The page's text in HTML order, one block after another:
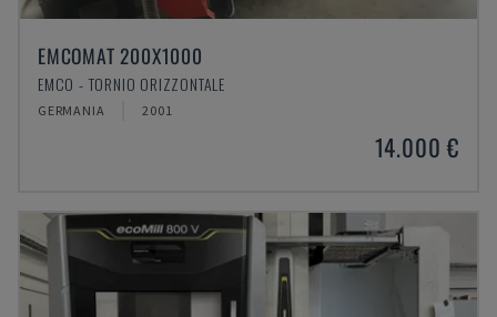
EMCOMAT 200X1000
EMCO - TORNIO ORIZZONTALE
GERMANIA 2001
14.000 €